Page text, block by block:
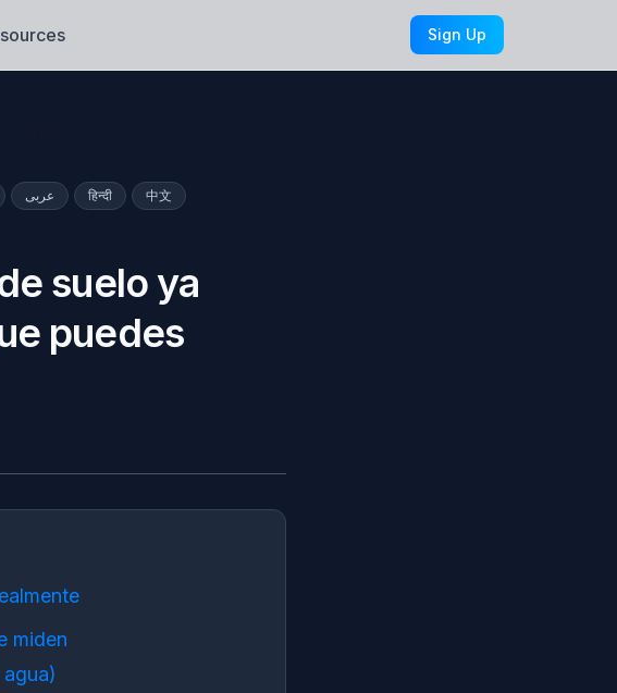
Sign Up
عربى हिन्दी
中文
suelo ya
puedes
miden